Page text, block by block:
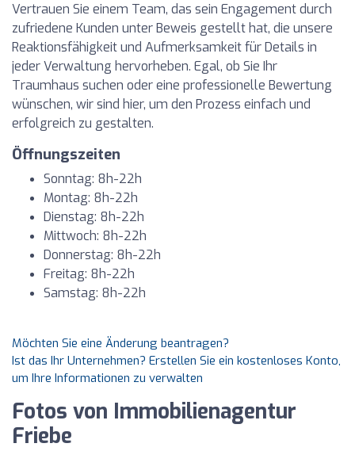
Vertrauen Sie einem Team, das sein Engagement durch
zufriedene Kunden unter Beweis gestellt hat, die unsere
Reaktionsfähigkeit und Aufmerksamkeit für Details in
jeder Verwaltung hervorheben. Egal, ob Sie Ihr
Traumhaus suchen oder eine professionelle Bewertung
wünschen, wir sind hier, um den Prozess einfach und
erfolgreich zu gestalten.
Öffnungszeiten
Sonntag: 8h-22h
Montag: 8h-22h
Dienstag: 8h-22h
Mittwoch: 8h-22h
Donnerstag: 8h-22h
Freitag: 8h-22h
Samstag: 8h-22h
Möchten Sie eine Änderung beantragen?
Ist das Ihr Unternehmen? Erstellen Sie ein kostenloses Konto,
um Ihre Informationen zu verwalten
Fotos von Immobilienagentur
Friebe